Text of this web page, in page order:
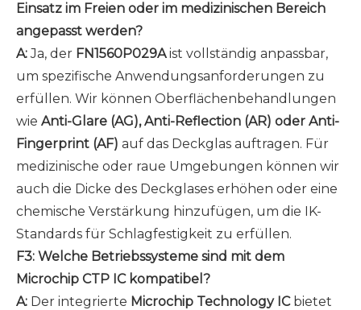
Einsatz im Freien oder im medizinischen Bereich
angepasst werden?
A:Ja, der FN1560P029Aist vollständig anpassbar,
um spezifische Anwendungsanforderungen zu
erfüllen. Wir können Oberflächenbehandlungen
wie Anti-Glare (AG), Anti-Reflection (AR) oder Anti-
Fingerprint (AF) auf das Deckglas auftragen. Für
medizinische oder raue Umgebungen können wir
auch die Dicke des Deckglases erhöhen oder eine
chemische Verstärkung hinzufügen, um die IK-
Standards für Schlagfestigkeit zu erfüllen.
F3: Welche Betriebssysteme sind mit dem
Microchip CTP IC kompatibel?
A: Der integrierte Microchip Technology IC bietet